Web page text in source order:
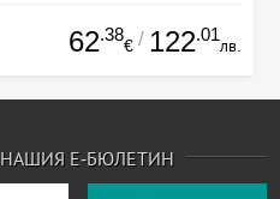
62.38
€ / 122.01
лв.
Е-БЮЛЕТИН